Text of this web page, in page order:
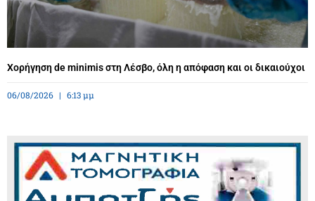
Χορήγηση de minimis στη Λέσβο, όλη η απόφαση και οι δικαιούχοι
06/08/2026 6:13 μμ